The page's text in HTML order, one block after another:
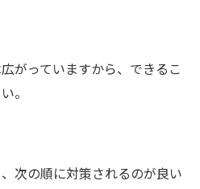
がっていますから、できるこ
。
次の順に対策されるのが良い